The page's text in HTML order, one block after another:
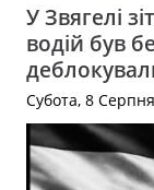
У Звягелі
водій був
Субота, 8